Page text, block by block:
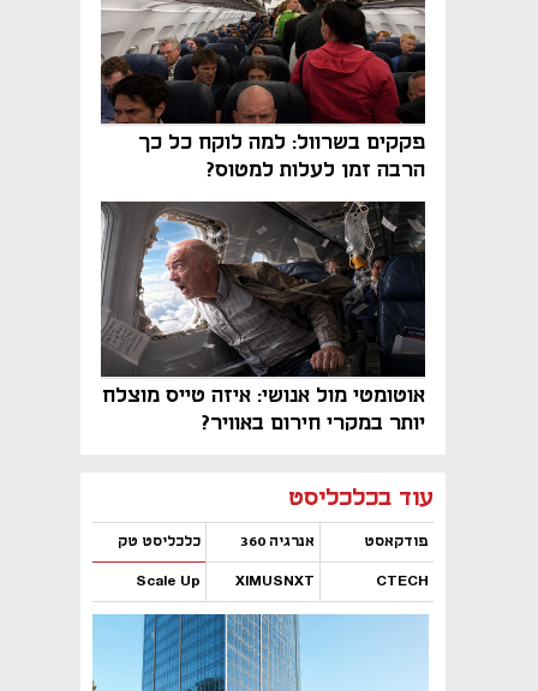
פקקים בשרוול: למה לוקח כל כך
הרבה זמן לעלות למטוס?
אוטומטי מול אנושי: איזה טייס מוצלח
יותר במקרי חירום באוויר?
עוד בכלכליסט
פודקאסט אנרגיה 360 כלכליסט טק
CTECH
XIMUSNXT
Scale Up
נפתח בכרטיסייה חדשה
נפתח בכרטיסייה חדשה